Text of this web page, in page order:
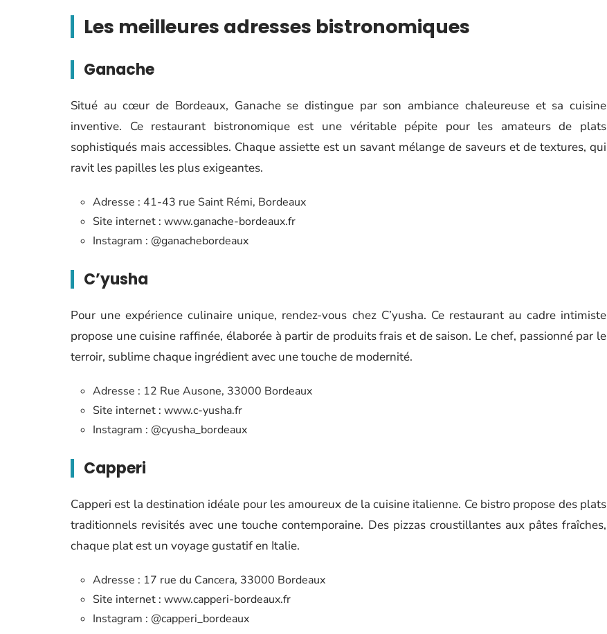
Les meilleures adresses bistronomiques
Ganache
Situé au cœur de Bordeaux, Ganache se distingue par son ambiance chaleureuse et sa cuisine
inventive. Ce restaurant bistronomique est une véritable pépite pour les amateurs de plats
sophistiqués mais accessibles. Chaque assiette est un savant mélange de saveurs et de textures, qui
ravit les papilles les plus exigeantes.
Adresse : 41-43 rue Saint Rémi, Bordeaux
Site internet : www.ganache-bordeaux.fr
Instagram : @ganachebordeaux
C’yusha
Pour une expérience culinaire unique, rendez-vous chez C’yusha. Ce restaurant au cadre intimiste
propose une cuisine raffinée, élaborée à partir de produits frais et de saison. Le chef, passionné par le
terroir, sublime chaque ingrédient avec une touche de modernité.
Adresse : 12 Rue Ausone, 33000 Bordeaux
Site internet : www.c-yusha.fr
Instagram : @cyusha_bordeaux
Capperi
Capperi est la destination idéale pour les amoureux de la cuisine italienne. Ce bistro propose des plats
traditionnels revisités avec une touche contemporaine. Des pizzas croustillantes aux pâtes fraîches,
chaque plat est un voyage gustatif en Italie.
Adresse : 17 rue du Cancera, 33000 Bordeaux
Site internet : www.capperi-bordeaux.fr
Instagram : @capperi_bordeaux